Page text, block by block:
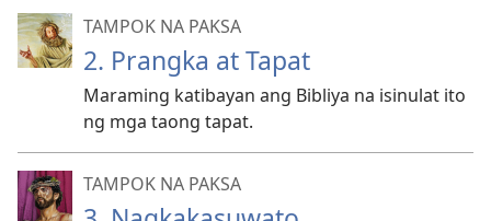
TAMPOK NA PAKSA
2. Prangka at Tapat
Maraming katibayan ang Bibliya na isinulat ito
ng mga taong tapat.
TAMPOK NA PAKSA